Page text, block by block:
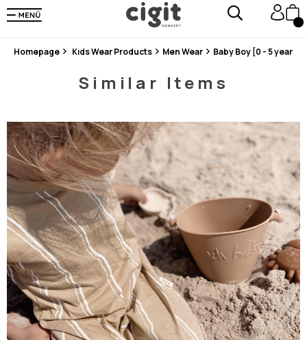
En Uygun Fiyat Garantisi !
300₺ ve Üzeri Alışverişlerde Kargo Ücretsiz !
Homepage Kıds Wear Products Men Wear Baby Boy [0 - 5 years]
Similar Items